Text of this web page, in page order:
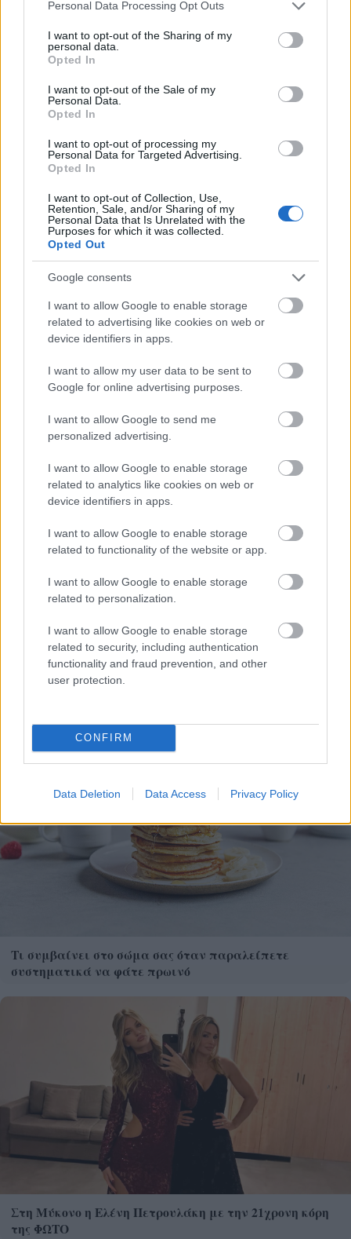
not limited to your visit or usage behaviour. You may click to
grant or deny consent to Google and its third-party tags to
use your data for below specified purposes in below Google
consent section.
Personal Data Processing Opt Outs
I want to opt-out of the Sharing of my
personal data.
Opted In
I want to opt-out of the Sale of my
Personal Data.
Opted In
I want to opt-out of processing my
Personal Data for Targeted Advertising.
Opted In
I want to opt-out of Collection, Use,
Retention, Sale, and/or Sharing of my
Personal Data that Is Unrelated with the
Purposes for which it was collected.
Opted Out
Google consents
I want to allow Google to enable storage
related to advertising like cookies on web or
device identifiers in apps.
I want to allow my user data to be sent to
Google for online advertising purposes.
I want to allow Google to send me
personalized advertising.
I want to allow Google to enable storage
related to analytics like cookies on web or
device identifiers in apps.
I want to allow Google to enable storage
related to functionality of the website or app.
I want to allow Google to enable storage
related to personalization.
I want to allow Google to enable storage
related to security, including authentication
functionality and fraud prevention, and other
user protection.
CONFIRM
Data Deletion Data Access Privacy Policy
Κοινωνικό τιμολόγιο: Μέχρι πότε οι αιτήσεις για το
ΚΟΤ – Οι παγίδες
Πανάκριβα τα Xbox στην ΕΕ: Έως και 200 ευρώ αύξηση
στις κονσόλες
Γάμος-έκπληξη για Κριστιάνο Ρονάλντο και Τζορτζίνα
Ροντρίγκες
Τι συμβαίνει στο σώμα σας όταν παραλείπετε
συστηματικά να φάτε πρωινό
Στη Μύκονο η Ελένη Πετρουλάκη με την 21χρονη κόρη
της ΦΩΤΟ